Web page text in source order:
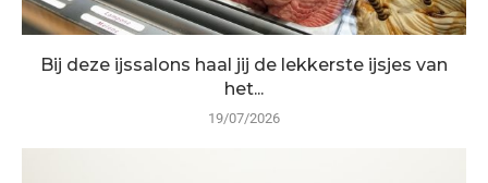
Bij deze ijssalons haal jij de lekkerste ijsjes van
het...
19/07/2026